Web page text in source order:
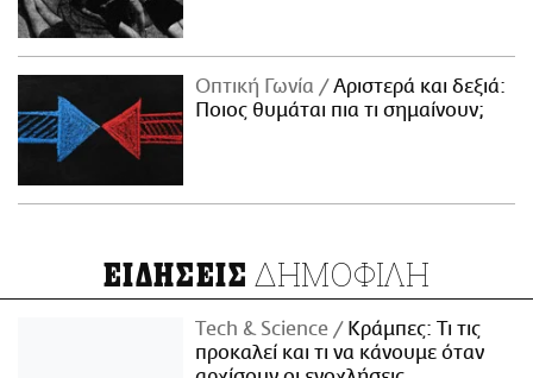
Οπτική Γωνία
Αριστερά και δεξιά:
Ποιος θυμάται πια τι σημαίνουν;
ΕΙΔΗΣΕΙΣ ΔΗΜΟΦΙΛΗ
Τech & Science
Κράμπες: Τι τις
προκαλεί και τι να κάνουμε όταν